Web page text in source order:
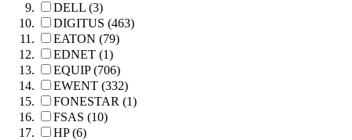
DELL (3)
DIGITUS (463)
EATON (79)
EDNET (1)
EQUIP (706)
EWENT (332)
FONESTAR (1)
FSAS (10)
HP (6)